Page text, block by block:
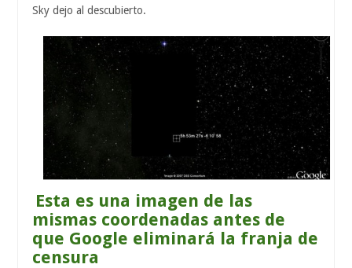
Sky dejo al descubierto.
Esta es una imagen de las
mismas coordenadas antes de
que Google eliminará la franja de
censura